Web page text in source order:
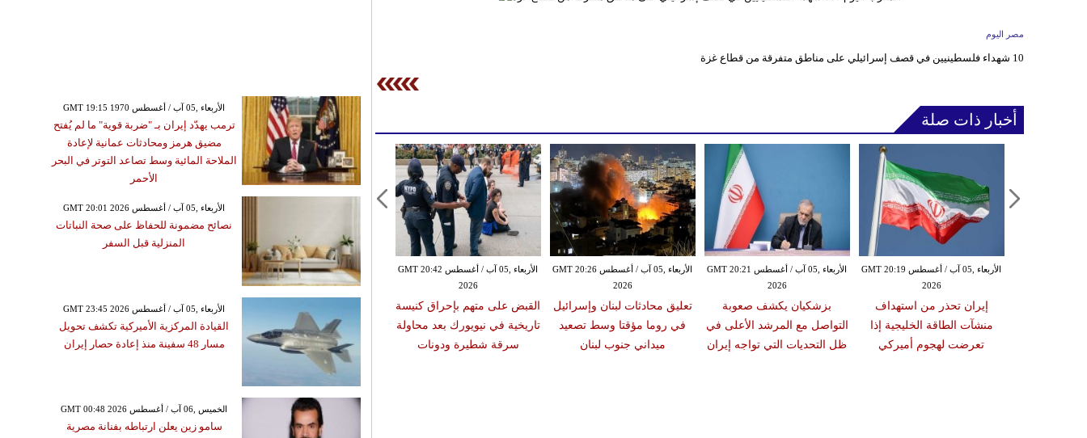
مصر اليوم
10 شهداء فلسطينيين في قصف إسرائيلي على مناطق متفرقة من قطاع غزة
أخبار ذات صلة
الخميس ,06 آب / أغسطس GMT 00:21
2026
صوره من إنستغرام
الأربعاء ,05 آب / أغسطس GMT 20:42
2026
القبض على متهم بإحراق كنيسة
تاريخية في نيويورك بعد محاولة
سرقة شطيرة ودونات
الأربعاء ,05 آب / أغسطس GMT 20:26
2026
تعليق محادثات لبنان وإسرائيل
في روما مؤقتا وسط تصعيد
ميداني جنوب لبنان
الأربعاء ,05 آب / أغسطس GMT 20:21
2026
بزشكيان يكشف صعوبة
التواصل مع المرشد الأعلى في
ظل التحديات التي تواجه إيران
الأربعاء ,05 آب / أغسطس GMT 20:19
2026
إيران تحذر من استهداف
منشآت الطاقة الخليجية إذا
تعرضت لهجوم أميركي
GMT 19:15 1970 الأربعاء ,05 آب / أغسطس
ترمب يهدّد إيران بـ "ضربة قوية" ما لم يُفتح
مضيق هرمز ومحادثات عمانية لإعادة
الملاحة المائية وسط تصاعد التوتر في البحر
الأحمر
GMT 20:01 2026 الأربعاء ,05 آب / أغسطس
نصائح مضمونة للحفاظ على صحة النباتات
المنزلية قبل السفر
GMT 23:45 2026 الأربعاء ,05 آب / أغسطس
القيادة المركزية الأميركية تكشف تحويل
مسار 48 سفينة منذ إعادة حصار إيران
GMT 00:48 2026 الخميس ,06 آب / أغسطس
سامو زين يعلن ارتباطه بفنانة مصرية